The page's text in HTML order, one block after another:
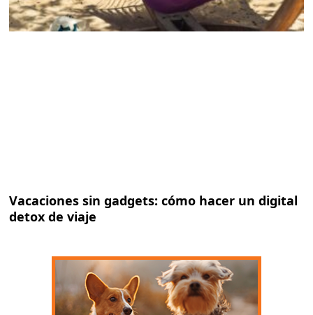
Vacaciones sin gadgets: cómo hacer un digital
detox de viaje